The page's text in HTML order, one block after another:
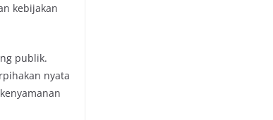
kebijakan
publik.
nyata